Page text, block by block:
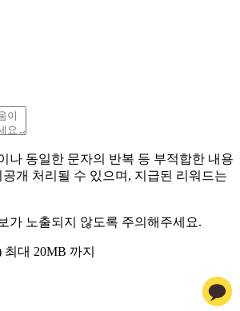
나 동일한 문자의 반복 등 부적합한 내용
개 처리될 수 있으며, 지급된 리워드는
가 노출되지 않도록 주의해주세요.
최대 20MB 까지